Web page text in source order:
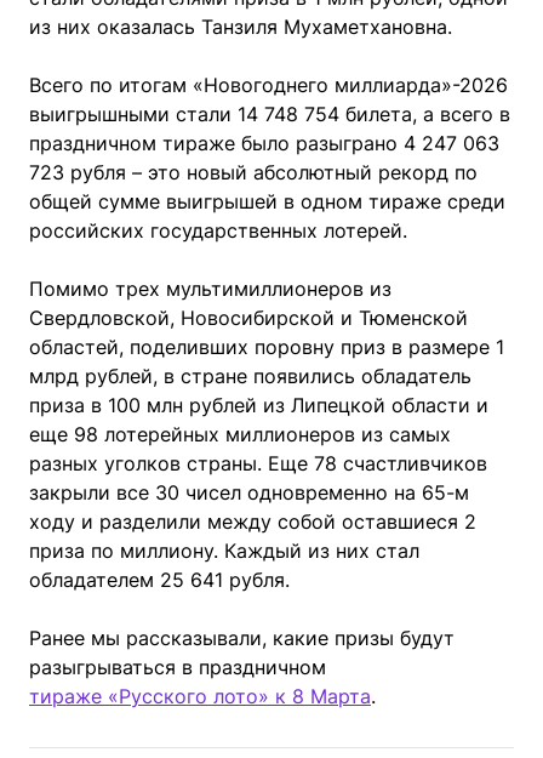
из них оказалась Танзиля Мухаметхановна.
Всего по итогам «Новогоднего миллиарда»-2026
выигрышными стали 14 748 754 билета, а всего в
праздничном тираже было разыграно 4 247 063
723 рубля – это новый абсолютный рекорд по
общей сумме выигрышей в одном тираже среди
российских государственных лотерей.
Помимо трех мультимиллионеров из
Свердловской, Новосибирской и Тюменской
областей, поделивших поровну приз в размере 1
млрд рублей, в стране появились обладатель
приза в 100 млн рублей из Липецкой области и
еще 98 лотерейных миллионеров из самых
разных уголков страны. Еще 78 счастливчиков
закрыли все 30 чисел одновременно на 65-м
ходу и разделили между собой оставшиеся 2
приза по миллиону. Каждый из них стал
обладателем 25 641 рубля.
Ранее мы рассказывали, какие призы будут
разыгрываться в праздничном
тираже «Русского лото» к 8 Марта.